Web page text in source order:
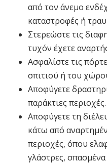
από τον άνεμο
καταστροφές ή
Στερεώστε τις
τυχόν έχετε
Ασφαλίστε τις
σπιτιού ή του
Αποφύγετε
παράκτιες περιοχές.
Αποφύγετε τη
κάτω από
περιοχές, όπου
γλάστρες,